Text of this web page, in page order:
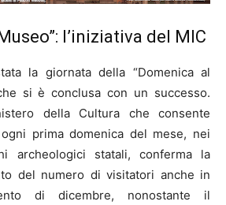
l’iniziativa del MIC
la giornata della “Domenica al
si è conclusa con un successo.
della Cultura che consente
prima domenica del mese, nei
archeologici statali, conferma la
del numero di visitatori anche in
di dicembre, nonostante il